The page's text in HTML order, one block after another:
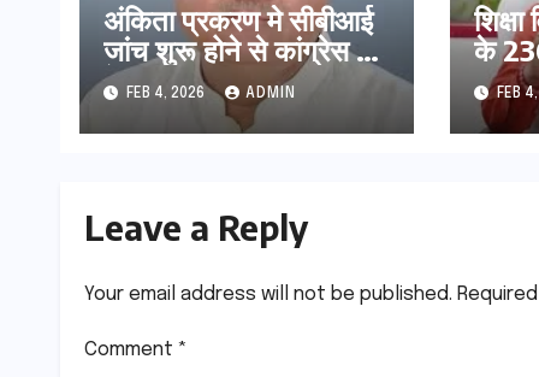
अंकिता प्रकरण मे सीबीआई
जांच शुरू होने से कांग्रेस हुई
बेनकाब: भट्ट
FEB 4, 2026 ADMIN
के
FEB
Leave a Reply
Your email address will not be published.
Comment *